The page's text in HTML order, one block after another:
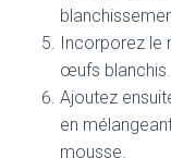
Incorporez le
œufs blanchis.
Ajoutez
en
mousse.